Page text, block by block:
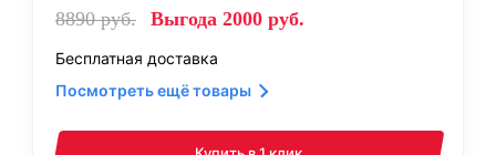
8890руб. Выгода 2000 руб.
Бесплатная доставка
Посмотреть ещё товары